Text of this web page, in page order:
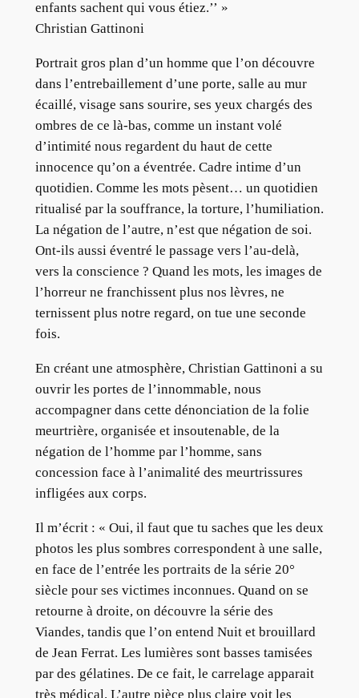
enfants sachent qui vous étiez.’’ »
Christian Gattinoni
Portrait gros plan d’un homme que l’on découvre
dans l’entrebaillement d’une porte, salle au mur
écaillé, visage sans sourire, ses yeux chargés des
ombres de ce là-bas, comme un instant volé
d’intimité nous regardent du haut de cette
innocence qu’on a éventrée. Cadre intime d’un
quotidien. Comme les mots pèsent… un quotidien
ritualisé par la souffrance, la torture, l’humiliation.
La négation de l’autre, n’est que négation de soi.
Ont-ils aussi éventré le passage vers l’au-delà,
vers la conscience ? Quand les mots, les images de
l’horreur ne franchissent plus nos lèvres, ne
ternissent plus notre regard, on tue une seconde
fois.
En créant une atmosphère, Christian Gattinoni a su
ouvrir les portes de l’innommable, nous
accompagner dans cette dénonciation de la folie
meurtrière, organisée et insoutenable, de la
négation de l’homme par l’homme, sans
concession face à l’animalité des meurtrissures
infligées aux corps.
Il m’écrit : « Oui, il faut que tu saches que les deux
photos les plus sombres correspondent à une salle,
en face de l’entrée les portraits de la série 20°
siècle pour ses victimes inconnues. Quand on se
retourne à droite, on découvre la série des
Viandes, tandis que l’on entend Nuit et brouillard
de Jean Ferrat. Les lumières sont basses tamisées
par des gélatines. De ce fait, le carrelage apparait
très médical. L’autre pièce plus claire voit les